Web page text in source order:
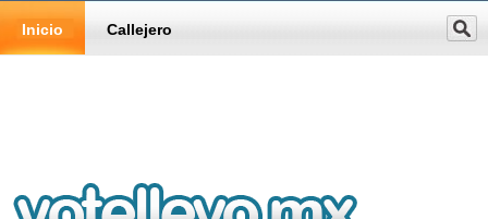
Inicio Callejero